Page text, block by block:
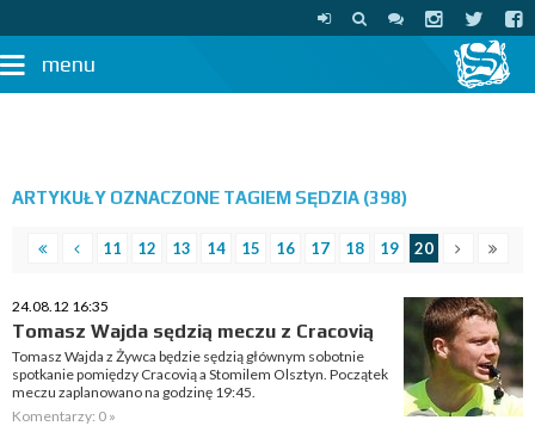
menu
ARTYKUŁY OZNACZONE TAGIEM SĘDZIA (398)
11 12 13 14 15 16 17 18 19 20
24.08.12 16:35
Tomasz Wajda sędzią meczu z Cracovią
Tomasz Wajda z Żywca będzie sędzią głównym sobotnie
spotkanie pomiędzy Cracovią a Stomilem Olsztyn. Początek
meczu zaplanowano na godzinę 19:45.
Komentarzy: 0 »